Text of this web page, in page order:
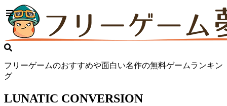
フリーゲームのおすすめや面白い名作の無料ゲームランキン
グ
LUNATIC CONVERSION